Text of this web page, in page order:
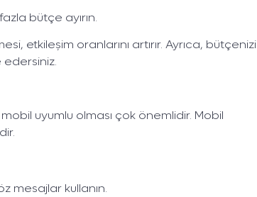
bütçe ayırın.
etkileşim oranlarını artırır. Ayrıca, bütçenizi
uyumlu olması çok önemlidir. Mobil
mesajlar kullanın.